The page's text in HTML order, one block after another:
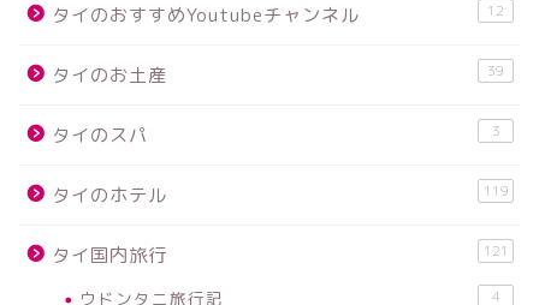
タイのおすすめYoutubeチャンネル 12
タイのお土産 39
タイのスパ 3
タイのホテル 119
タイ国内旅行 121
ウドンタニ旅行記 4